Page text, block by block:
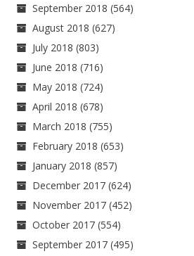
September 2018 (564)
August 2018 (627)
July 2018 (803)
June 2018 (716)
May 2018 (724)
April 2018 (678)
March 2018 (755)
February 2018 (653)
January 2018 (857)
December 2017 (624)
November 2017 (452)
October 2017 (554)
September 2017 (495)